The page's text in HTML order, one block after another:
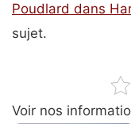
Poudlard dans
sujet.
Voir nos